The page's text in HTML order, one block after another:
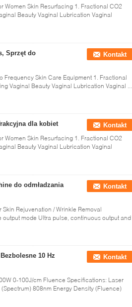
Women Skin Resurfacing 1. Fractional CO2
Beauty Vaginal Lubrication Vaginal
Sprzęt do
Kontakt
Skin Care Equipment 1. Fractional
Vaginal Beauty Vaginal Lubrication Vaginal ...
dla kobiet
Kontakt
Women Skin Resurfacing 1. Fractional CO2
Beauty Vaginal Lubrication Vaginal
do odmładzania
Kontakt
Rejuvenation / Wrinkle Removal
mode Ultra pulse, continuous output and
10 Hz
Kontakt
0-100J/cm Fluence Specifications: Laser
808nm Energy Density (Fluence)